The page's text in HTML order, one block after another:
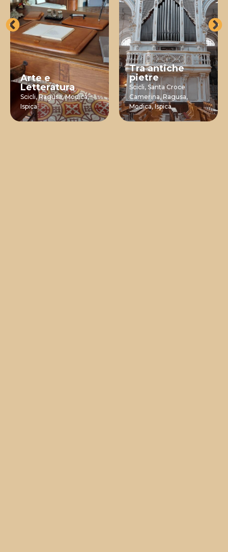
Arte e
Letteratura
Scicli,Ragusa,Modica,
Ispica
Tra antiche
pietre
Scicli, Santa Croce
Camerina,Ragusa,
Modica,Ispica